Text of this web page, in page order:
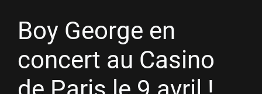
Boy George en
concert au Casino